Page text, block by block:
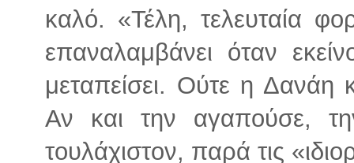
καλό. «Τέλη, τελευταία
επαναλαμβάνει όταν
μεταπείσει. Ούτε η Δανάη
Αν και την αγαπούσε,
τουλάχιστον, παρά τις